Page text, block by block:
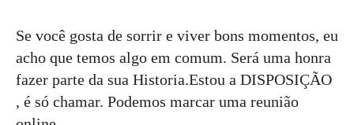
Se você gosta de sorrir e viver bons momentos, eu
acho que temos algo em comum. Será uma honra
fazer parte da sua Historia.Estou a DISPOSIÇÃO
, é só chamar. Podemos marcar uma reunião